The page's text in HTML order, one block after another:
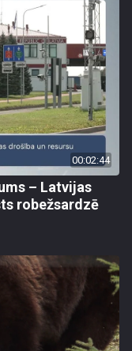
00:02:44
– Latvijas
robežsardzē